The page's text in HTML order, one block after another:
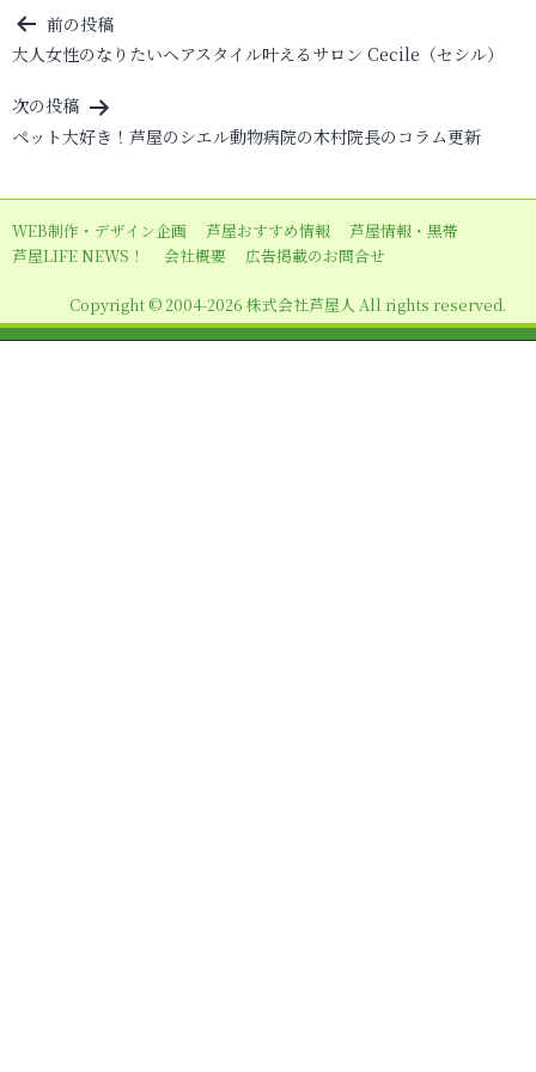
投
稿
ナ
ビ
ー
シ
ン
前の投稿
大人女性のなりたいヘアスタイル叶えるサロン Cecile（セシル）
次の投稿
ペット大好き！芦屋のシエル動物病院の木村院長のコラム更新
WEB制作・デザイン企画 芦屋おすすめ情報
芦屋情報・黒帯
芦屋LIFE NEWS！
会社概要 広告掲載のお問合せ
Copyright © 2004-2026 株式会社芦屋人 All rights reserved.